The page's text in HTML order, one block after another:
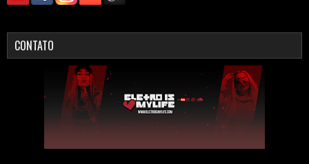
CONTATO